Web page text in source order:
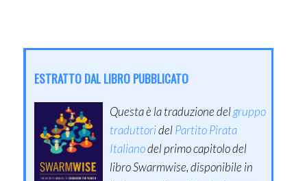
ESTRATTO DAL LIBRO PUBBLICATO
Questa è la traduzione delgruppo
traduttoridelPartito Pirata
Italianodel primo capitolo del
libro Swarmwise, disponibile in